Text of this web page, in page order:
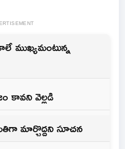
ముఖ్యమంటున్న
కావని వెల్లడి
మార్చొద్దని సూచన